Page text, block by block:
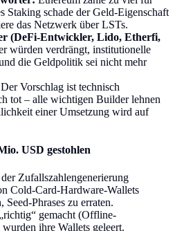
Staking schade der Geld-Eigenschaft
das Netzwerk über LSTs.
(DeFi-Entwickler, Lido, Etherfi,
würden verdrängt, institutionelle
die Geldpolitik sei nicht mehr
Vorschlag ist technisch
tot – alle wichtigen Builder lehnen
einer Umsetzung wird auf
USD gestohlen
Zufallszahlengenerierung
Cold-Card-Hardware-Wallets
Phrases zu erraten.
gemacht (Offline-
ihre Wallets geleert.